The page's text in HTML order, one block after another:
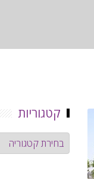
קטגוריות
קטגוריות